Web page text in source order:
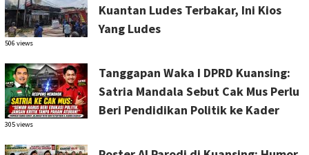
Kuantan Ludes Terbakar, Ini Kios
Yang Ludes
506 views
Tanggapan Waka I DPRD Kuansing:
Satria Mandala Sebut Cak Mus Perlu
Beri Pendidikan Politik ke Kader
305 views